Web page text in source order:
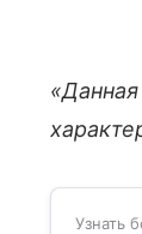
Узнать